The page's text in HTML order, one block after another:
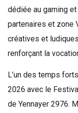
dédiée au gaming
partenaires et zone
créatives et
renforçant la
L’un des temps
2026 avec le
de Yennayer 2976.